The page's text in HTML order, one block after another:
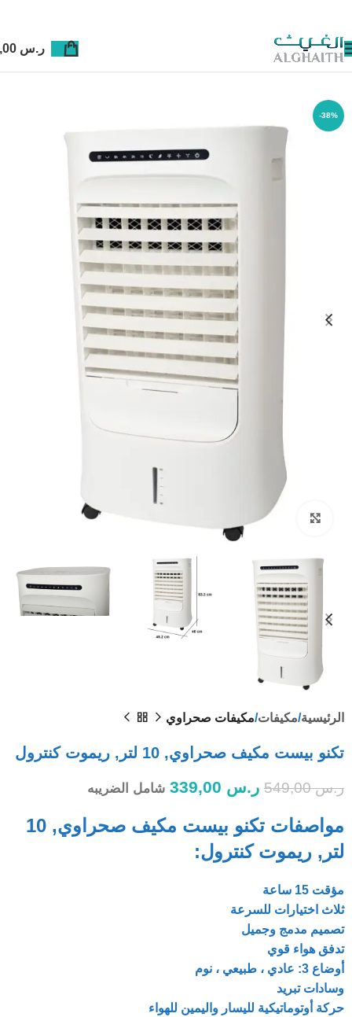
ر.س
-38%
Click to enlarge
الرئيسية مكيفات مكيفات صحراوي
تكنو بيست مكيف صحراوي, 10 لتر, ريموت كنترول
ر.س549,00 ر.س شامل الضريبه
مواصفات تكنو بيست مكيف صحراوي, 10
لتر, ريموت كنترول:
مؤقت 15 ساعة
ثلاث اختيارات للسرعة
تصميم مدمج وجميل
تدفق هواء قوي
أوضاع 3: عادي ، طبيعي ، نوم
وسادات تبريد
حركة أوتوماتيكية لليسار واليمين للهواء